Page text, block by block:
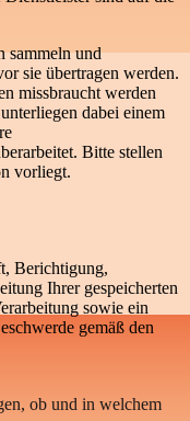
sammeln und
sie übertragen werden.
missbraucht werden
dabei einem
Bitte stellen
vorliegt.
Berichtigung,
Ihrer gespeicherten
sowie ein
gemäß den
ob und in welchem